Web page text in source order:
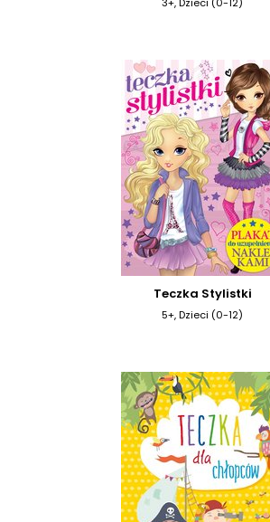
Teczka Stylistki
5+, Dzieci (0-12)